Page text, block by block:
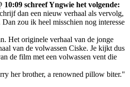
schreef Yngwie het volgende:
dan een nieuw verhaal als vervolg,
zou ik heel misschien nog interesse
Het originele verhaal van de jonge
van de volwassen Ciske. Je kijkt dus
de film met een volwassen vent die
her brother, a renowned pillow biter."